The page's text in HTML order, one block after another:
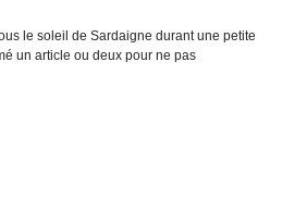
le soleil de Sardaigne durant une petite
un article ou deux pour ne pas